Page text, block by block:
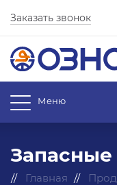
Заказать звонок
Меню
Запасные
Главная